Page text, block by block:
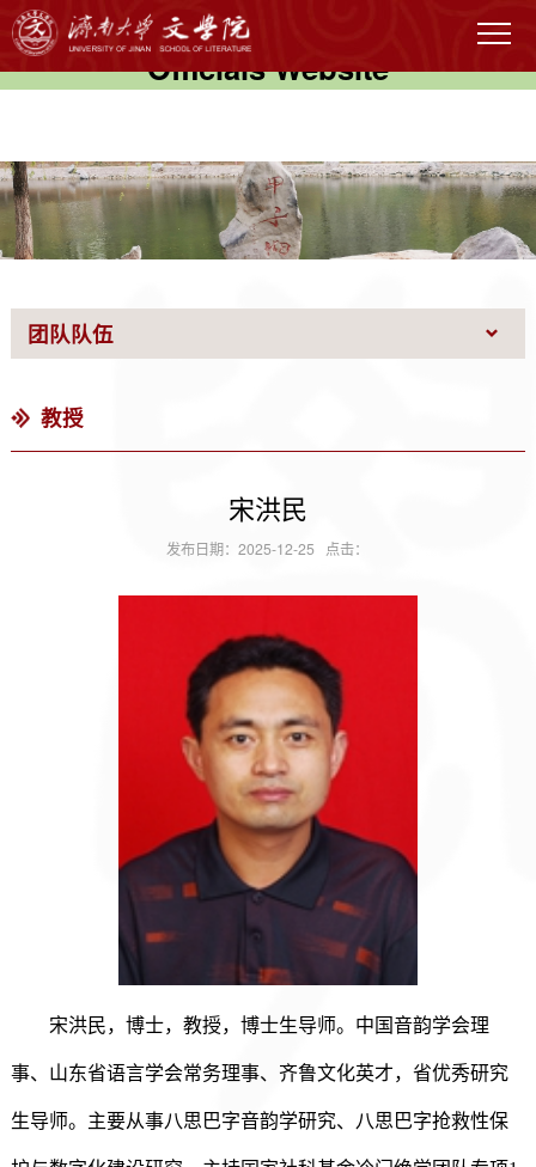
伟德国际(victor1946)官方网站-
Officials Website
团队队伍
教授
宋洪民
发布日期：2025-12-25 点击：
宋洪民，博士，教授， 博士生导师。中国音韵学会理
事、山东省语言学会常务理事、齐鲁文化英才，省优秀研究
生导师。主要从事八思巴字音韵学研究、八思巴字抢救性保